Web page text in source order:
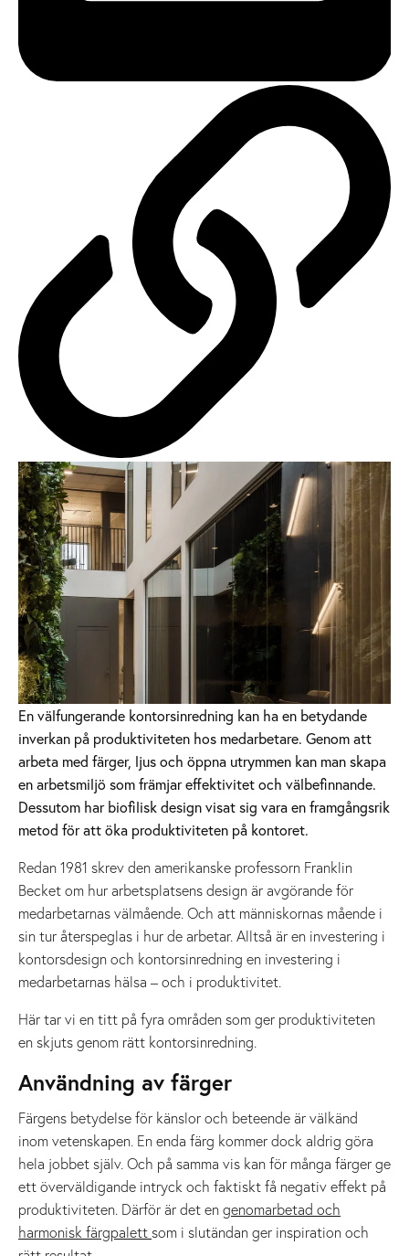
En välfungerande kontorsinredning kan ha en betydande
inverkan på produktiviteten hos medarbetare. Genom att
arbeta med färger, ljus och öppna utrymmen kan man skapa
en arbetsmiljö som främjar effektivitet och välbefinnande.
Dessutom har biofilisk design visat sig vara en framgångsrik
metod för att öka produktiviteten på kontoret.
Redan 1981 skrev den amerikanske professorn Franklin
Becket om hur arbetsplatsens design är avgörande för
medarbetarnas välmående. Och att människornas mående i
sin tur återspeglas i hur de arbetar. Alltså är en investering i
kontorsdesign och kontorsinredning en investering i
medarbetarnas hälsa – och i produktivitet.
Här tar vi en titt på fyra områden som ger produktiviteten
en skjuts genom rätt kontorsinredning.
Användning av färger
Färgens betydelse för känslor och beteende är välkänd
inom vetenskapen. En enda färg kommer dock aldrig göra
hela jobbet själv. Och på samma vis kan för många färger ge
ett överväldigande intryck och faktiskt få negativ effekt på
produktiviteten. Därför är det engenomarbetad och
harmonisk färgpalettsom i slutändan ger inspiration och